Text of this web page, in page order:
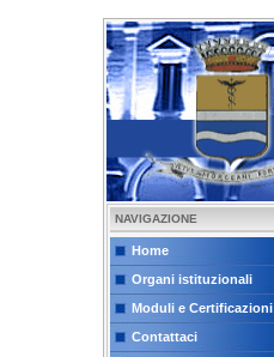
NAVIGAZIONE
Home
Organi istituzionali
Moduli e Certificazioni
Contattaci